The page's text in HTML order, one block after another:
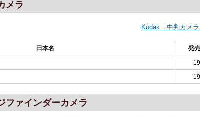
メラ
Kodak 中判カメ
日本名 発
ァインダーカメラ